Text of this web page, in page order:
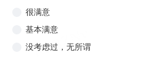
很满意
基本满意
没考虑过，无所谓